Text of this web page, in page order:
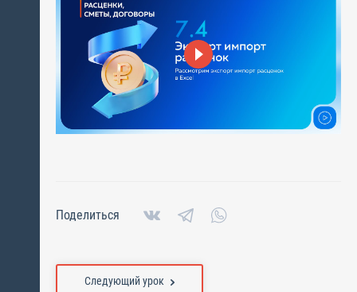
Поделиться
Следующий урок